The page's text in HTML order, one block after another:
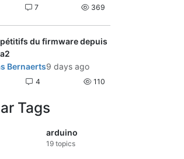
7 369
du firmware depuis
Bernaerts9 days ago
4 110
Tags
arduino
19topics